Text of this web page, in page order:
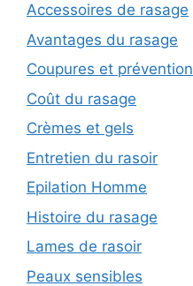
Accessoires de rasage
Avantages du rasage
Coupures et prévention
Coût du rasage
Crèmes et gels
Entretien du rasoir
Epilation Homme
Histoire du rasage
Lames de rasoir
Peaux sensibles